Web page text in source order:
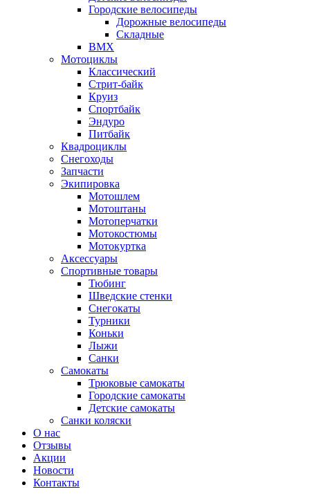
Городские велосипеды
Дорожные велосипеды
Складные
BMX
Мотоциклы
Классический
Стрит-байк
Круиз
Спортбайк
Эндуро
Питбайк
Квадроциклы
Снегоходы
Запчасти
Экипировка
Мотошлем
Мотоштаны
Мотоперчатки
Мотокостюмы
Мотокуртка
Аксессуары
Спортивные товары
Тюбинг
Шведские стенки
Снегокаты
Турники
Коньки
Лыжи
Санки
Самокаты
Трюковые самокаты
Городские самокаты
Детские самокаты
Санки коляски
О нас
Отзывы
Акции
Новости
Контакты